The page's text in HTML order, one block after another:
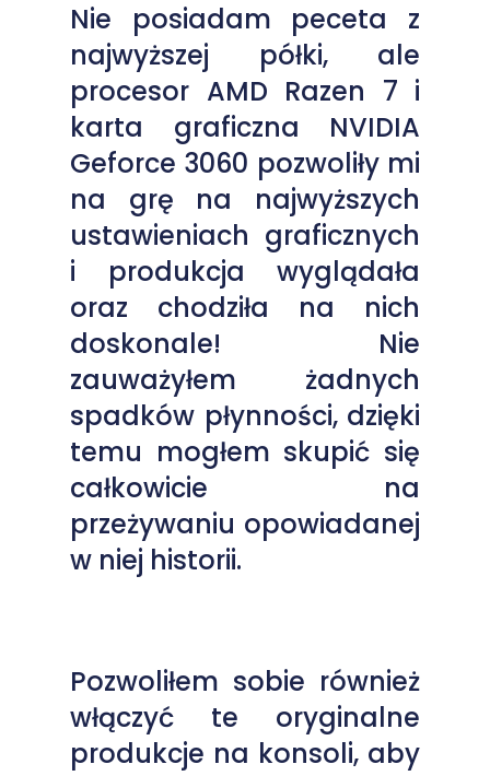
Nie posiadam peceta z
najwyższej półki, ale
procesor AMD Razen 7 i
karta graficzna NVIDIA
Geforce 3060 pozwoliły mi
na grę na najwyższych
ustawieniach graficznych
i produkcja wyglądała
oraz chodziła na nich
doskonale! Nie
zauważyłem żadnych
spadków płynności, dzięki
temu mogłem skupić się
całkowicie na
przeżywaniu opowiadanej
w niej historii.
Pozwoliłem sobie również
włączyć te oryginalne
produkcje na konsoli, aby